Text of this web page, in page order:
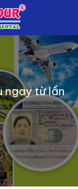
ngay từ lần